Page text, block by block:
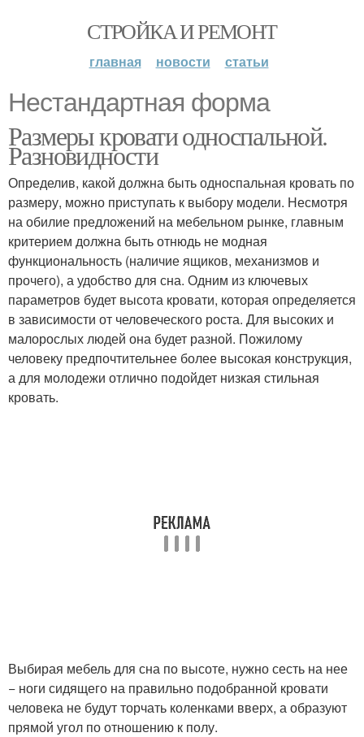
СТРОЙКА И РЕМОНТ
главная новости статьи
Нестандартная форма
Размеры кровати односпальной.
Разновидности
Определив, какой должна быть односпальная кровать по
размеру, можно приступать к выбору модели. Несмотря
на обилие предложений на мебельном рынке, главным
критерием должна быть отнюдь не модная
функциональность (наличие ящиков, механизмов и
прочего), а удобство для сна. Одним из ключевых
параметров будет высота кровати, которая определяется
в зависимости от человеческого роста. Для высоких и
малорослых людей она будет разной. Пожилому
человеку предпочтительнее более высокая конструкция,
а для молодежи отлично подойдет низкая стильная
кровать.
Выбирая мебель для сна по высоте, нужно сесть на нее
− ноги сидящего на правильно подобранной кровати
человека не будут торчать коленками вверх, а образуют
прямой угол по отношению к полу.